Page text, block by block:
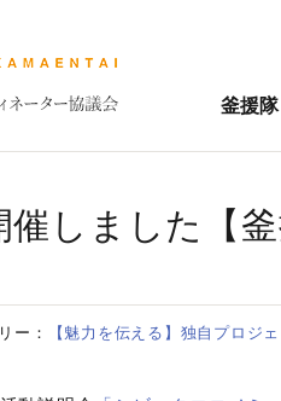
釜援
しました【
ー： 【魅力を伝える】独自プロジ